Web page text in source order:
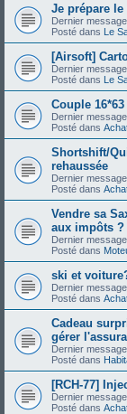
Je prépare
Dernier
Posté dans Le
[Airsoft]
Dernier
Posté dans Le
Couple
Dernier
Posté dans
Shortshift/
rehaussée
Dernier
Posté dans
Vendre sa
aux impôts ?
Dernier
Posté dans
ski et
Dernier
Posté dans
Cadeau
gérer
Dernier
Posté dans
[RCH-77]
Dernier
Posté dans